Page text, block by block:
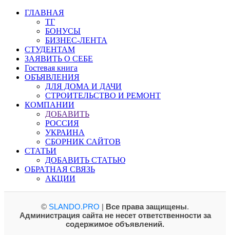
ГЛАВНАЯ
ТГ
БОНУСЫ
БИЗНЕС-ЛЕНТА
СТУДЕНТАМ
ЗАЯВИТЬ О СЕБЕ
Гостевая книга
ОБЪЯВЛЕНИЯ
ДЛЯ ДОМА И ДАЧИ
СТРОИТЕЛЬСТВО И РЕМОНТ
КОМПАНИИ
ДОБАВИТЬ
РОССИЯ
УКРАИНА
СБОРНИК САЙТОВ
СТАТЬИ
ДОБАВИТЬ СТАТЬЮ
ОБРАТНАЯ СВЯЗЬ
АКЦИИ
© SLANDO.PRO | Все права защищены.
Администрация сайта не несет ответственности за
содержимое объявлений.